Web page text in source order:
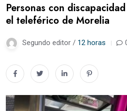
Personas con
el teleférico de Morelia
Segundo editor / 12 horas